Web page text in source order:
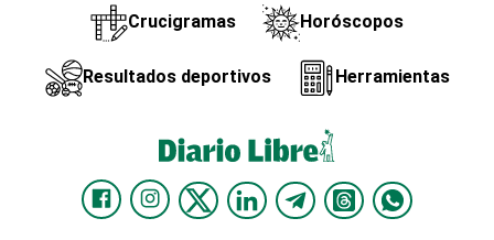
Crucigramas Horóscopos
Resultados deportivos Herramientas